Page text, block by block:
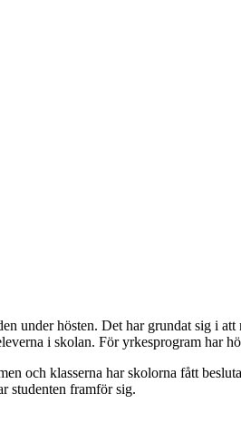
under hösten. Det har grundat sig i
i skolan. För yrkesprogram har
och klasserna har skolorna fått
studenten framför sig.